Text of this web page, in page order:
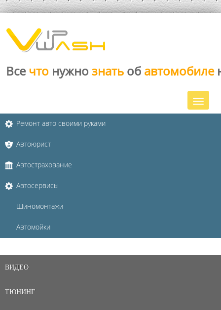
Все что нужно знать об автомобиле
Ремонт авто своими руками
Автоюрист
Автострахование
Автосервисы
Шиномонтажи
Автомойки
ВИДЕО
ТЮНИНГ